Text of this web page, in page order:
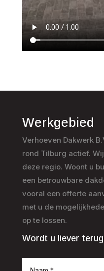
Werkgebied
Verhoeven Dakwerk
rond Tilburg actief.
deze regio. Woont u
een betrouwbare
vooral een offerte
met u de
op te lossen.
Wordt u liever